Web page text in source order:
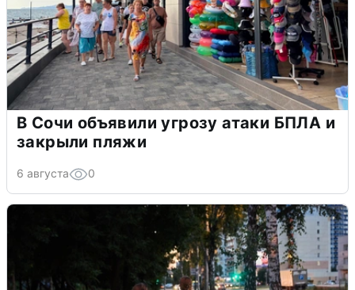
В Сочи объявили угрозу атаки БПЛА и
закрыли пляжи
6 августа 0